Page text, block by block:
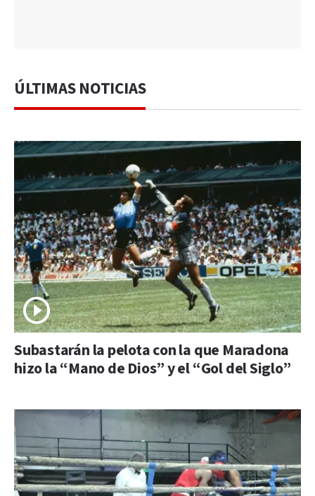
ÚLTIMAS NOTICIAS
Subastarán la pelota con la que Maradona
hizo la “Mano de Dios” y el “Gol del Siglo”